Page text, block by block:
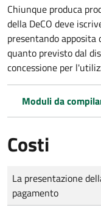
Chiunque produca
della DeCO deve
presentando
quanto previsto dal
concessione per
Moduli da
Costi
Tipo di pagamento
Importo
La presentazione
pagamento